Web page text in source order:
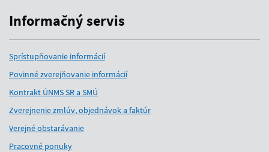
Informačný servis
Sprístupňovanie informácií
Povinné zverejňovanie informácií
Kontrakt ÚNMS SR a SMÚ
Zverejnenie zmlúv, objednávok a faktúr
Verejné obstarávanie
Pracovné ponuky